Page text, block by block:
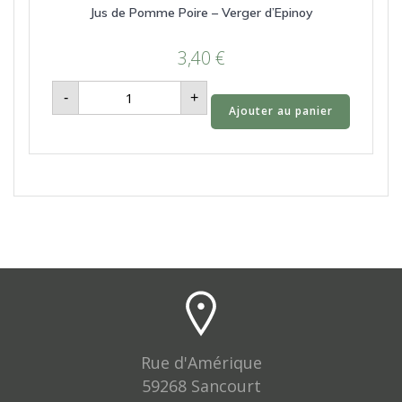
Jus de Pomme Poire – Verger d’Epinoy
3,40 €
-
quantité
de
Jus
Poire
d’Epinoy
+
Ajouter au panier
Rue d'Amérique
59268 Sancourt